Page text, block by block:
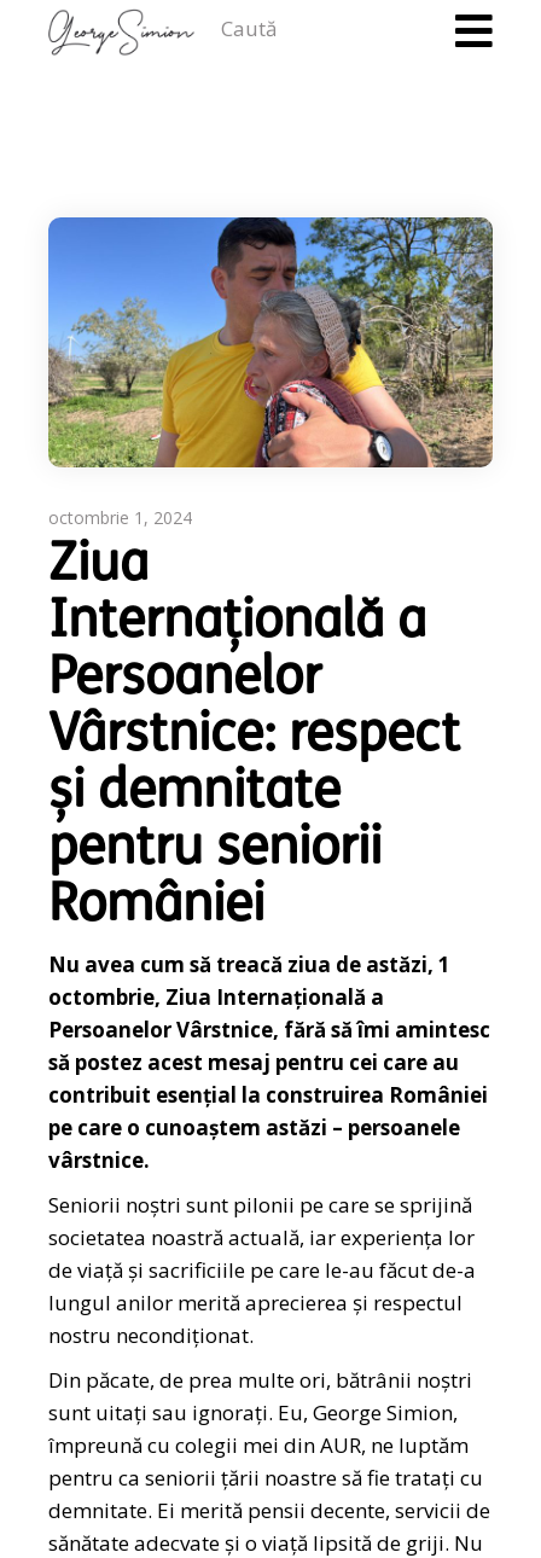
octombrie 1, 2024
Ziua
Internațională a
Persoanelor
Vârstnice: respect
și demnitate
pentru seniorii
României
Nu avea cum să treacă ziua de astăzi, 1
octombrie, Ziua Internațională a
Persoanelor Vârstnice, fără să îmi amintesc
să postez acest mesaj pentru cei care au
contribuit esențial la construirea României
pe care o cunoaștem astăzi – persoanele
vârstnice.
Seniorii noștri sunt pilonii pe care se sprijină
societatea noastră actuală, iar experiența lor
de viață și sacrificiile pe care le-au făcut de-a
lungul anilor merită aprecierea și respectul
nostru necondiționat.
Din păcate, de prea multe ori, bătrânii noștri
sunt uitați sau ignorați. Eu, George Simion,
împreună cu colegii mei din AUR, ne luptăm
pentru ca seniorii țării noastre să fie tratați cu
demnitate. Ei merită pensii decente, servicii de
sănătate adecvate și o viață lipsită de griji. Nu